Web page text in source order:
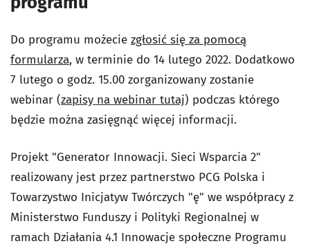
Do programu możecie zgłosić się za pomocą
formularza, w terminie do 14 lutego 2022. Dodatkowo
7 lutego o godz. 15.00 zorganizowany zostanie
webinar (zapisy na webinar tutaj) podczas którego
będzie można zasięgnąć więcej informacji.
Projekt "Generator Innowacji. Sieci Wsparcia 2"
realizowany jest przez partnerstwo PCG Polska i
Towarzystwo Inicjatyw Twórczych "ę" we współpracy z
Ministerstwo Funduszy i Polityki Regionalnej w
ramach Działania 4.1 Innowacje społeczne Programu